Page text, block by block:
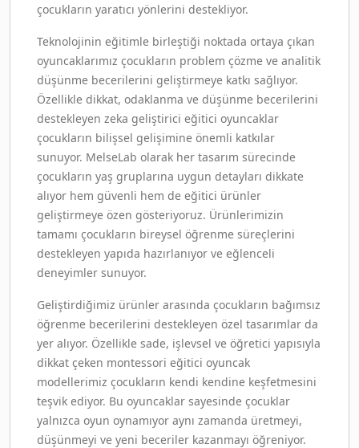
çocukların yaratıcı yönlerini destekliyor.
Teknolojinin eğitimle birleştiği noktada ortaya çıkan
oyuncaklarımız çocukların problem çözme ve analitik
düşünme becerilerini geliştirmeye katkı sağlıyor.
Özellikle dikkat, odaklanma ve düşünme becerilerini
destekleyen zeka geliştirici eğitici oyuncaklar
çocukların bilişsel gelişimine önemli katkılar
sunuyor. MelseLab olarak her tasarım sürecinde
çocukların yaş gruplarına uygun detayları dikkate
alıyor hem güvenli hem de eğitici ürünler
geliştirmeye özen gösteriyoruz. Ürünlerimizin
tamamı çocukların bireysel öğrenme süreçlerini
destekleyen yapıda hazırlanıyor ve eğlenceli
deneyimler sunuyor.
Geliştirdiğimiz ürünler arasında çocukların bağımsız
öğrenme becerilerini destekleyen özel tasarımlar da
yer alıyor. Özellikle sade, işlevsel ve öğretici yapısıyla
dikkat çeken montessori eğitici oyuncak
modellerimiz çocukların kendi kendine keşfetmesini
teşvik ediyor. Bu oyuncaklar sayesinde çocuklar
yalnızca oyun oynamıyor aynı zamanda üretmeyi,
düşünmeyi ve yeni beceriler kazanmayı öğreniyor.